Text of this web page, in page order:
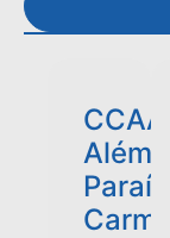
CCAA
Além
Paraíba
Carmo